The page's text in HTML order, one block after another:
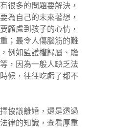
很多的問題要解決，
為自己的未來著想，
顧慮到孩子的心情，
；最令人傷腦筋的難
例如監護權歸屬、贍
，因為一般人缺乏法
候，往往吃虧了都不
協議離婚，還是透過
律的知識，查看厚重